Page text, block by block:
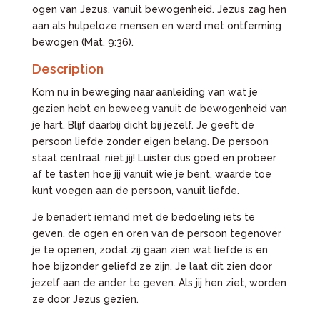
ogen van Jezus, vanuit bewogenheid. Jezus zag hen
aan als hulpeloze mensen en werd met ontferming
bewogen (Mat. 9:36).
Description
Kom nu in beweging naar aanleiding van wat je
gezien hebt en beweeg vanuit de bewogenheid van
je hart. Blijf daarbij dicht bij jezelf. Je geeft de
persoon liefde zonder eigen belang. De persoon
staat centraal, niet jij! Luister dus goed en probeer
af te tasten hoe jij vanuit wie je bent, waarde toe
kunt voegen aan de persoon, vanuit liefde.
Je benadert iemand met de bedoeling iets te
geven, de ogen en oren van de persoon tegenover
je te openen, zodat zij gaan zien wat liefde is en
hoe bijzonder geliefd ze zijn. Je laat dit zien door
jezelf aan de ander te geven. Als jij hen ziet, worden
ze door Jezus gezien.